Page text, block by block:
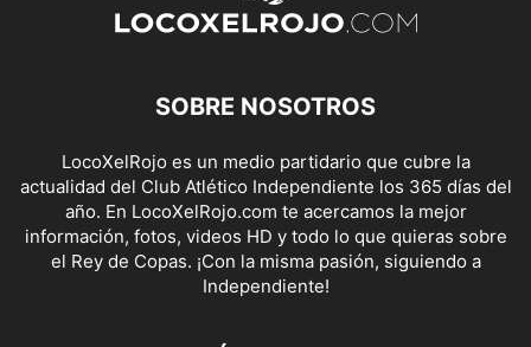
SOBRE NOSOTROS
LocoXelRojo es un medio partidario que cubre la
actualidad del Club Atlético Independiente los 365 días del
año. En LocoXelRojo.com te acercamos la mejor
información, fotos, videos HD y todo lo que quieras sobre
el Rey de Copas. ¡Con la misma pasión, siguiendo a
Independiente!